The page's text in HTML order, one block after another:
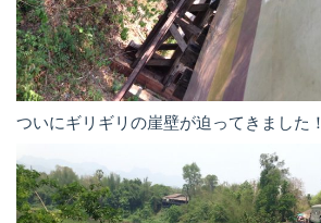
ついにギリギリの崖壁が迫ってきました！